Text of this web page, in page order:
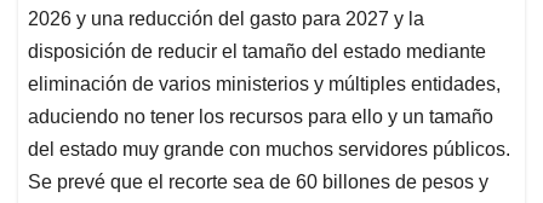
2026 y una reducción del gasto para 2027 y la
disposición de reducir el tamaño del estado mediante
eliminación de varios ministerios y múltiples entidades,
aduciendo no tener los recursos para ello y un tamaño
del estado muy grande con muchos servidores públicos.
Se prevé que el recorte sea de 60 billones de pesos y